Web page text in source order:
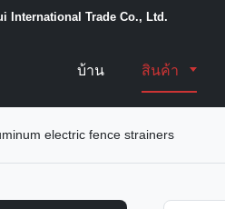
International Trade Co., Ltd.
บ้าน สินค้า
electric fence strainers